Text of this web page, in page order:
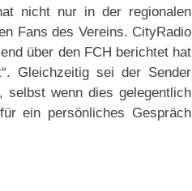
nicht nur in der regionalen
Fans des Vereins. CityRadio
über den FCH berichtet hat
Gleichzeitig sei der Sender
selbst wenn dies gelegentlich
ein persönliches Gespräch